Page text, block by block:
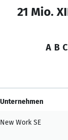
21 Mio.
A B C
Unternehmen
New Work SE